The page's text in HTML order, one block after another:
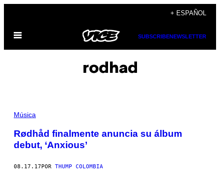
contenido
+ ESPAÑOL
Abrir
SUBSCRIBENEWSLETTER
rodhad
Música
Rødhåd finalmente anuncia su álbum
debut, ‘Anxious’
08.17.17 POR THUMP COLOMBIA